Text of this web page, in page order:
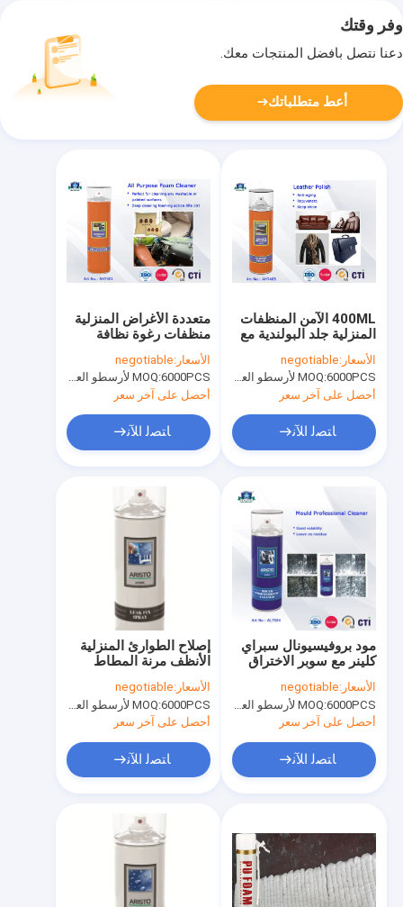
المنتجات
حولنا
وفر وقتك
دعنا نتصل بأفضل المنتجات معك.
أعط متطلباتك
متعددة الأغراض المنزلية
منظفات رغوة نظافة
لغرفة المنزل منتجات
التنظيف
الأسعار:negotiable
MOQ:6000PCS لأرسطو العلامة التجارية، 15000pcs عن العلامة التجارية للعملاء
أحصل على آخر سعر
ﺎﺘﺼﻟ ﺍﻶﻧ
400ML الآمن المنظفات
المنزلية جلد البولندية مع
اختراق القدرة ومقاومة
الطقس
الأسعار:negotiable
MOQ:6000PCS لأرسطو العلامة التجارية، 15000pcs عن العلامة التجارية للعملاء
أحصل على آخر سعر
ﺎﺘﺼﻟ ﺍﻶﻧ
إصلاح الطوارئ المنزلية
الأنظف مرنة المطاط
تسرب سغس
الأسعار:negotiable
MOQ:6000PCS لأرسطو العلامة التجارية، 15000pcs عن العلامة التجارية للعملاء
أحصل على آخر سعر
ﺎﺘﺼﻟ ﺍﻶﻧ
مود بروفيسيونال سبراي
كلينر مع سوبر الاختراق
صديقة للبيئة منتجات
العناية بالسيارات
الأسعار:negotiable
MOQ:6000PCS لأرسطو العلامة التجارية، 15000pcs عن العلامة التجارية للعملاء
أحصل على آخر سعر
ﺎﺘﺼﻟ ﺍﻶﻧ